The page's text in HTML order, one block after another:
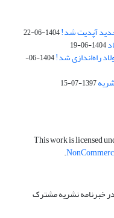
آپدیت شد!1404-06-22
1404-06-19
راه‌اندازی شد!
1404-06-
1397-07-15
This work is licensed
.
در خبرنامه نشریه مشترک